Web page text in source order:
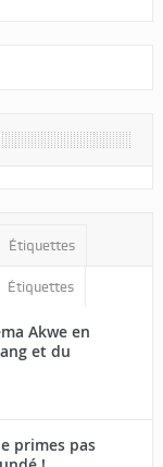
Étiquettes
Étiquettes
Akwe en
et du
primes pas